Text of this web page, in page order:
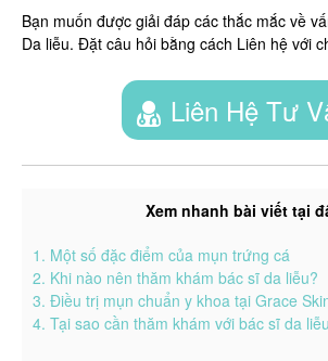
Bạn muốn được giải đáp các thắc mắc về
Da liễu. Đặt câu hỏi bằng cách Liên hệ với
Liên Hệ Tư
Xem nhanh bài viết tại
1. Một số đặc điểm của mụn trứng cá
2. Khi nào nên thăm khám bác sĩ da liễu?
3. Điều trị mụn chuẩn y khoa tại Grace
4. Tại sao cần thăm khám với bác sĩ da